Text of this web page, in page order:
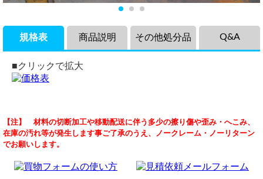
規格表
■クリックで拡大
商品説明
鉄黒皮 平鋼フラットバー(材質SS400）長期在庫品（サビ・
キズあり）につき格安でご提供！
表面は素材（黒皮付き）のままです。500mm以下の任意寸
法への切断にて販売中！
長期在庫品につき、サビや傷等があります。購入後の返品・
その他処分品 Q&A
（ 2023/05/14 ）
見積もりをお願い致します。
特価処分品 鉄 黒皮フラットバー（SS400）
幅100㎜ｘ厚さ25㎜ｘ長さ1,000㎜ 1本
【注】 材料の切断加工や移動配送に伴う多少の擦り傷や歪み・へこみ、
在庫の汚れ等が発生します事ご了承のうえ、ノークレーム・ノーリターン
でお願いします。